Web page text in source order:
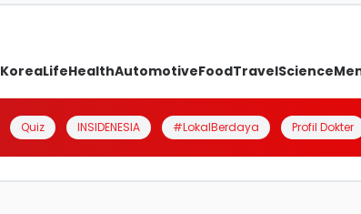
KoreaLifeHealthAutomotiveFoodTravelScience
Quiz INSIDENESIA #LokalBerdaya Profil Dokter